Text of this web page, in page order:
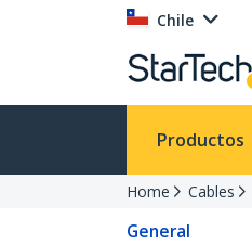
Chile
Productos
Home Cables
General